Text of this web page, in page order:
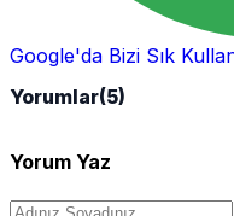
Google'da Bizi Sık
Yorumlar(5)
Yorum Yaz